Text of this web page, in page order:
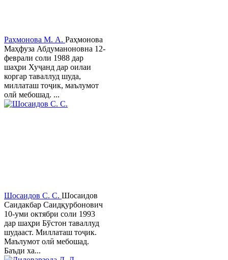
Раҳмонова М. А. Раҳмонова
Маҳфуза Абдуманоновна 12-
феврали соли 1988 дар
шаҳри Хуҷанд дар оилаи
коргар таваллуд шуда,
миллаташ тоҷик, маълумот
олӣ мебошад. ...
Шосаидов С. С. Шосаидов
Саидакбар Саидқурбонович
10-уми октябри соли 1993
дар шаҳри Бўстон таваллуд
шудааст. Миллаташ тоҷик.
Маълумот олӣ мебошад.
Баъди ха...